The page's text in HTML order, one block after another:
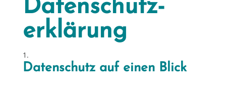
Datenschutz­
erklärung
Datenschutz auf einen Blick